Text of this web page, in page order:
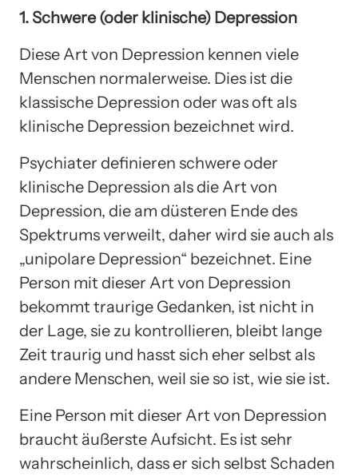
1. Schwere (oder klinische) Depression
Diese Art von Depression kennen viele
Menschen normalerweise. Dies ist die
klassische Depression oder was oft als
klinische Depression bezeichnet wird.
Psychiater definieren schwere oder
klinische Depression als die Art von
Depression, die am düsteren Ende des
Spektrums verweilt, daher wird sie auch als
„unipolare Depression“ bezeichnet. Eine
Person mit dieser Art von Depression
bekommt traurige Gedanken, ist nicht in
der Lage, sie zu kontrollieren, bleibt lange
Zeit traurig und hasst sich eher selbst als
andere Menschen, weil sie so ist, wie sie ist.
Eine Person mit dieser Art von Depression
braucht äußerste Aufsicht. Es ist sehr
wahrscheinlich, dass er sich selbst Schaden